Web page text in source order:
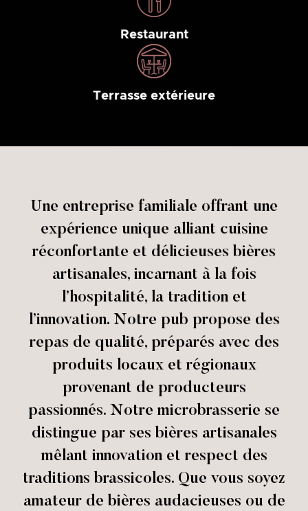
Restaurant
Terrasse extérieure
Une entreprise familiale offrant une
expérience unique alliant cuisine
réconfortante et délicieuses bières
artisanales, incarnant à la fois
l’hospitalité, la tradition et
l’innovation. Notre pub propose des
repas de qualité, préparés avec des
produits locaux et régionaux
provenant de producteurs
passionnés. Notre microbrasserie se
distingue par ses bières artisanales
mêlant innovation et respect des
traditions brassicoles. Que vous soyez
amateur de bières audacieuses ou de